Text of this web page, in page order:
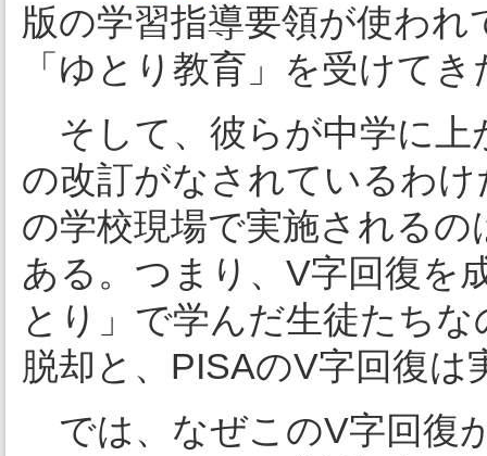
版の学習指導要領が使わ
「ゆとり教育」を受けて
そして、彼らが中学に上
の改訂がなされているわ
の学校現場で実施される
ある。つまり、V字回復を
とり」で学んだ生徒たち
脱却と、PISAのV字回復
では、なぜこのV字回復